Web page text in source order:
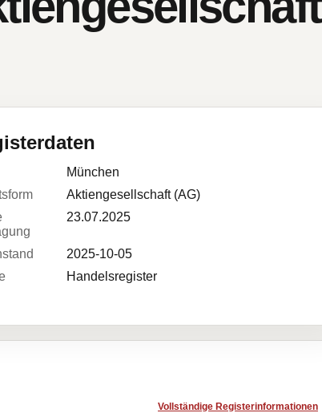
München
Aktiengesellschaft (AG)
23.07.2025
2025-10-05
Handelsregister
Vollständige Registerinformationen